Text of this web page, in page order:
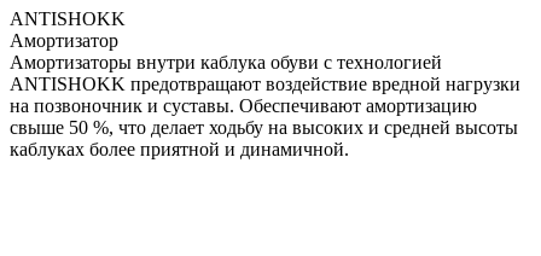
ANTISHOKK
Амортизатор
Амортизаторы внутри каблука обуви с технологией
ANTISHOKK предотвращают воздействие вредной нагрузки
на позвоночник и суставы. Обеспечивают амортизацию
свыше 50 %, что делает ходьбу на высоких и средней высоты
каблуках более приятной и динамичной.